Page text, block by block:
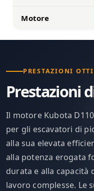
Motore
PRESTAZIONI
Prestazioni
Il motore Kubota
per gli escavatori di
alla sua elevata
alla potenza erogata
durata e alla capacità
lavoro complesse. Le